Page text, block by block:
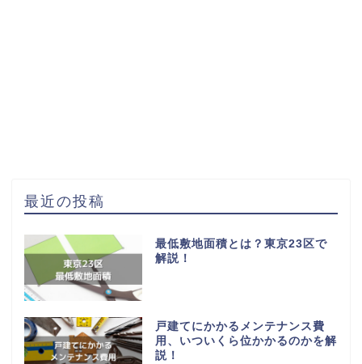
最近の投稿
最低敷地面積とは？東京23区で
解説！
戸建てにかかるメンテナンス費
用、いついくら位かかるのかを解
説！